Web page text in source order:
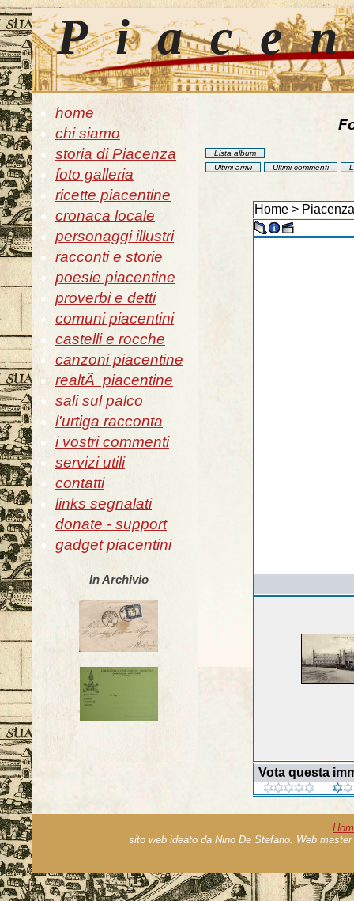
home
chi siamo
storia di Piacenza
foto galleria
ricette piacentine
cronaca locale
personaggi illustri
racconti e storie
poesie piacentine
proverbi e detti
comuni piacentini
castelli e rocche
canzoni piacentine
realtÃ piacentine
sali sul palco
l'urtiga racconta
i vostri commenti
servizi utili
contatti
links segnalati
donate - support
gadget piacentini
In Archivio
Lista album
Ultimi arrivi
Ultimi commenti
Home >
Vota questa
sito web ideato da Nino De Stefano. Web